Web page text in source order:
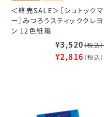
＜終売SALE＞［シュトックマ
ー］みつろうスティッククレヨ
ン 12色紙箱
¥3,520（税込）
¥2,816 （税込）